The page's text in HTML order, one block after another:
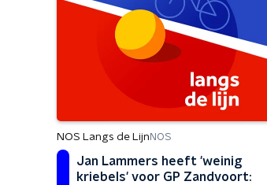
NOS Langs de Lijn NOS
Jan Lammers heeft 'weinig
kriebels' voor GP Zandvoort: